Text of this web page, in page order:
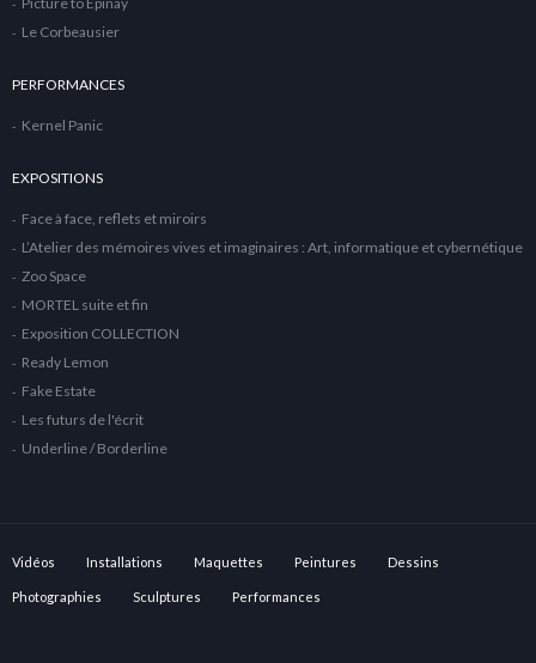
Le Corbeausier
PERFORMANCES
Kernel Panic
EXPOSITIONS
Face à face, reflets et miroirs
L’Atelier des mémoires vives et imaginaires : Art, informatique et cybernétique
Zoo Space
MORTEL suite et fin
Exposition COLLECTION
Ready Lemon
Fake Estate
Les futurs de l'écrit
Underline / Borderline
Vidéos Installations Maquettes Peintures Dessins
Photographies Sculptures Performances